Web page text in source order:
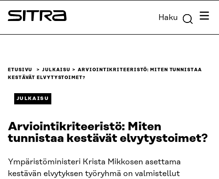
Siirry
suoraan
Sitra Haku
ETUSIVU JULKAISU
ARVIOINTIKRITEERISTÖ: MITEN TUNNISTAA
KESTÄVÄT ELVYTYSTOIMET?
JULKAISU
Arviointikriteeristö: Miten
tunnistaa kestävät elvytystoimet?
Ympäristöministeri Krista Mikkosen asettama
kestävän elvytyksen työryhmä on valmistellut